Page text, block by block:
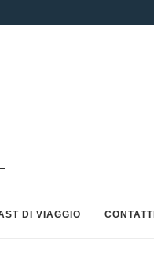
DI VIAGGIO CONTATTI